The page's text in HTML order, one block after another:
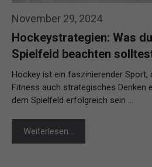
November 29, 2024
Hockeystrategien: Was
Spielfeld beachten
Hockey ist ein faszinierender Sport,
Fitness auch strategisches Denken
dem Spielfeld erfolgreich sein …
Weiterlesen…